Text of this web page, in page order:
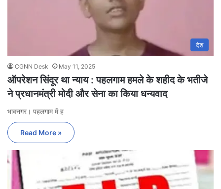
देश
CGNN Desk May 11, 2025
ऑपरेशन सिंदूर था न्याय : पहलगाम हमले के शहीद के भतीजे
ने प्रधानमंत्री मोदी और सेना का किया धन्यवाद
भावनगर। पहलगाम में ह
Read More »